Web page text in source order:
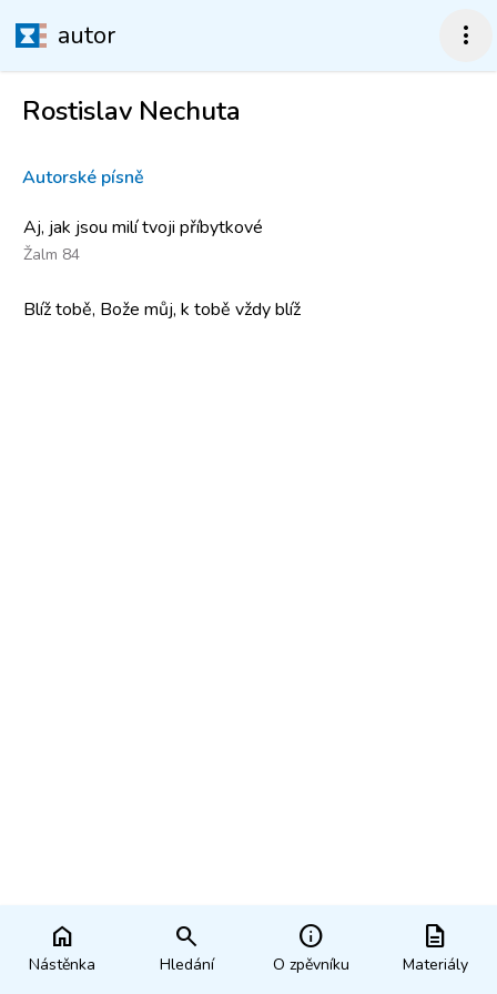
home
Nástěnka
search
Hledání
info
O zpěvníku
description
Materiály
autor more_vert
Rostislav Nechuta
Autorské písně
Aj, jak jsou milí tvoji příbytkové
Žalm 84
Blíž tobě, Bože můj, k tobě vždy blíž